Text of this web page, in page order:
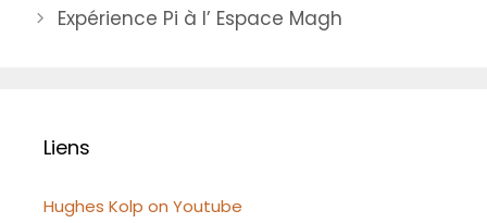
Expérience Pi à l’ Espace Magh
Liens
Hughes Kolp on Youtube